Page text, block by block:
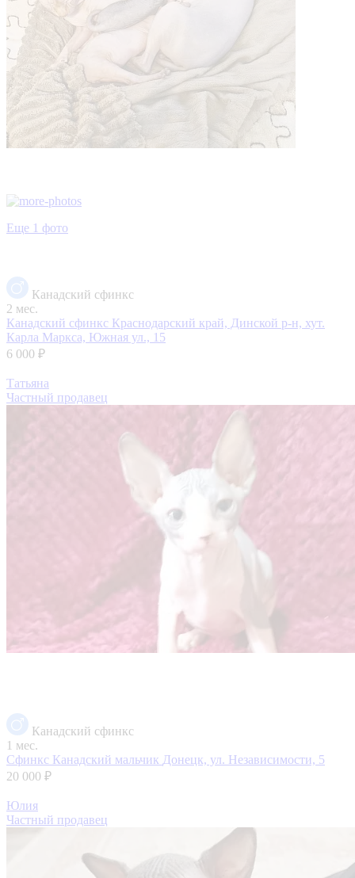
Еще 1 фото
Канадский сфинкс
2 мес.
Канадский сфинкс Краснодарский край, Динской р-н, хут.
Карла Маркса, Южная ул., 15
6 000 ₽
Татьяна
Частный продавец
Канадский сфинкс
1 мес.
Сфинкс Канадский мальчик Донецк, ул. Независимости, 5
20 000 ₽
Юлия
Частный продавец